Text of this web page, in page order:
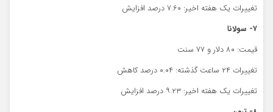
تغییرات یک هفته اخیر: ۷.۶۰ درصد افزایش
۷- سولانا
قیمت: ۸۰ دلار و ۷۷ سنت
تغییرات ۲۴ ساعت گذشته: ۰.۰۴ درصد کاهش
تغییرات یک هفته اخیر: ۹.۲۳ درصد افزایش